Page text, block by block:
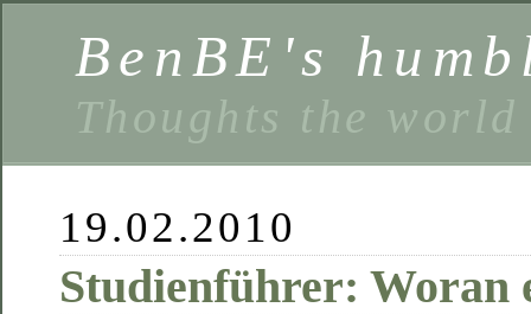
BenBE's
Thoughts the
19.02.2010
Studienführer: Woran